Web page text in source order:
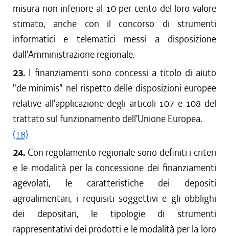
misura non inferiore al 10 per cento del loro valore
stimato, anche con il concorso di strumenti
informatici e telematici messi a disposizione
dall'Amministrazione regionale.
23. I finanziamenti sono concessi a titolo di aiuto
"de minimis" nel rispetto delle disposizioni europee
relative all'applicazione degli articoli 107 e 108 del
trattato sul funzionamento dell'Unione Europea.
(18)
24. Con regolamento regionale sono definiti i criteri
e le modalità per la concessione dei finanziamenti
agevolati, le caratteristiche dei depositi
agroalimentari, i requisiti soggettivi e gli obblighi
dei depositari, le tipologie di strumenti
rappresentativi dei prodotti e le modalità per la loro